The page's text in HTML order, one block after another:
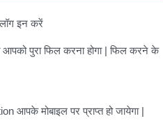
इन करें
आपको पुरा फिल करना होगा | फिल करने के
आपके मोबाइल पर प्राप्त हो जायेगा |